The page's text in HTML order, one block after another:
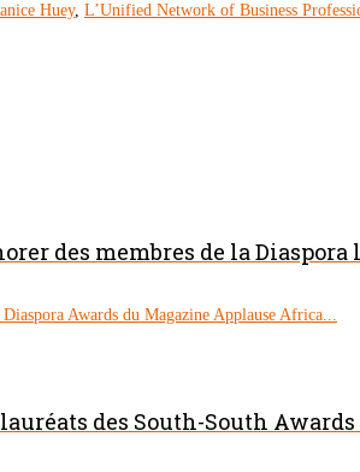
Huey, L’Unified Network of Business
des membres de la Diaspora
Awards du Magazine Applause Africa...
des South-South Awards